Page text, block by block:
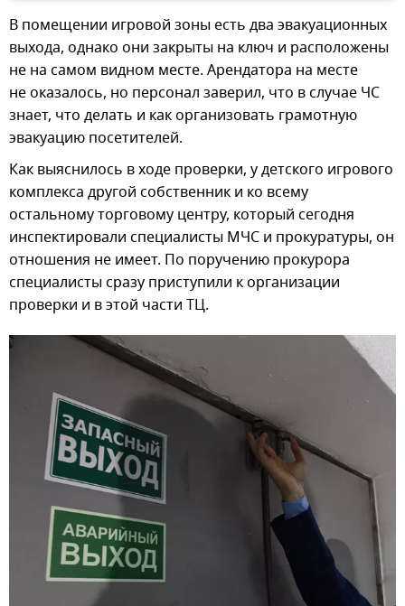
В помещении игровой зоны есть два эвакуационных
выхода, однако они закрыты на ключ и расположены
не на самом видном месте. Арендатора на месте
не оказалось, но персонал заверил, что в случае ЧС
знает, что делать и как организовать грамотную
эвакуацию посетителей.
Как выяснилось в ходе проверки, у детского игрового
комплекса другой собственник и ко всему
остальному торговому центру, который сегодня
инспектировали специалисты МЧС и прокуратуры, он
отношения не имеет. По поручению прокурора
специалисты сразу приступили к организации
проверки и в этой части ТЦ.